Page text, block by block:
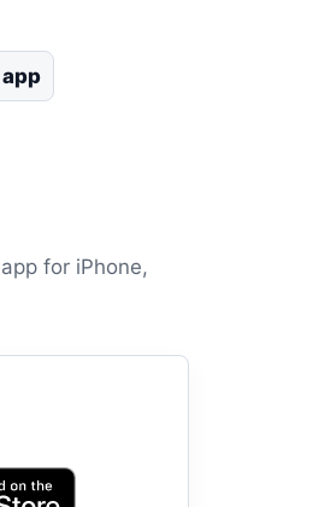
for iPhone,